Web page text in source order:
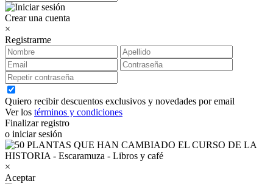
Crear una cuenta
×
Registrarme
Quiero recibir descuentos exclusivos y novedades por email
Ver los términos y condiciones
Finalizar registro
o iniciar sesión
×
Aceptar